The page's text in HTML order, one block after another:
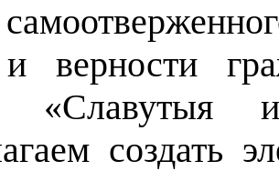
верности
создать